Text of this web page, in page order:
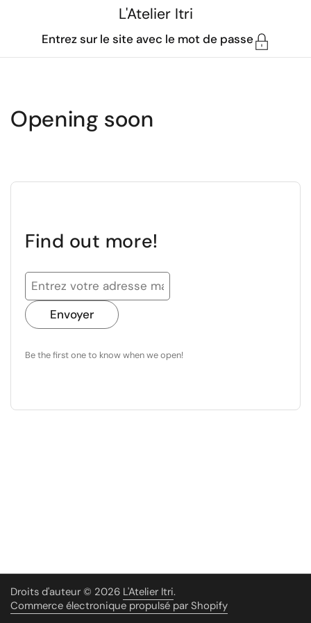
L'Atelier Itri
Entrez sur le site avec le mot de passe
Opening soon
Find out more!
Envoyer
Be the first one to know when we open!
Droits d'auteur © 2026 L'Atelier Itri.
Commerce électronique propulsé par Shopify